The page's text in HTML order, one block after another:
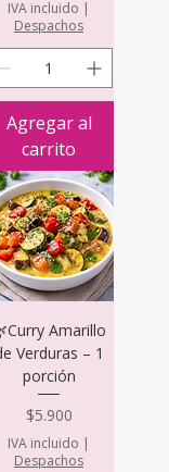
IVA incluido |
Despachos
Agregar al
carrito
Amarillo
Verduras – 1
porción
Precio
$5.900
IVA incluido |
Despachos